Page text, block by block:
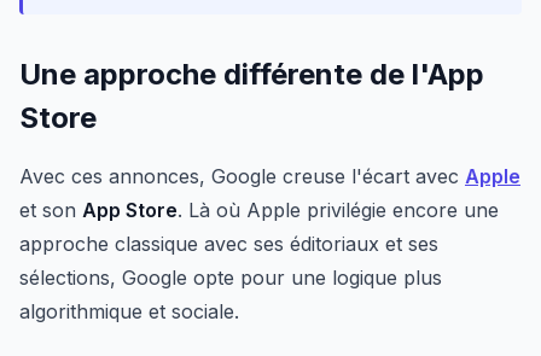
Une approche différente de l'App
Store
Avec ces annonces, Google creuse l'écart avec Apple
et son App Store. Là où Apple privilégie encore une
approche classique avec ses éditoriaux et ses
sélections, Google opte pour une logique plus
algorithmique et sociale.